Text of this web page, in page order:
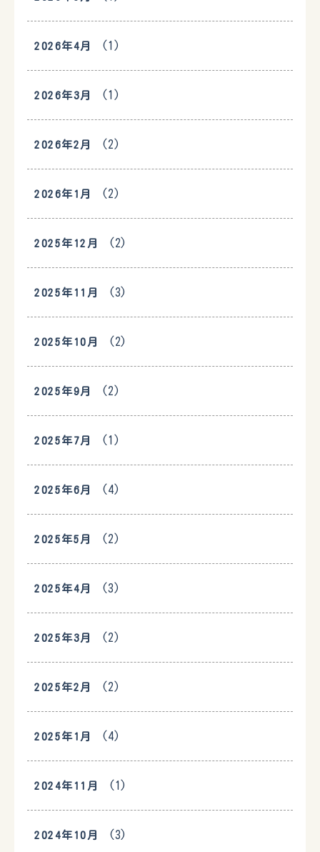
2026年4月 (1)
2026年3月 (1)
2026年2月 (2)
2026年1月 (2)
2025年12月 (2)
2025年11月 (3)
2025年10月 (2)
2025年9月 (2)
2025年7月 (1)
2025年6月 (4)
2025年5月 (2)
2025年4月 (3)
2025年3月 (2)
2025年2月 (2)
2025年1月 (4)
2024年11月 (1)
2024年10月 (3)